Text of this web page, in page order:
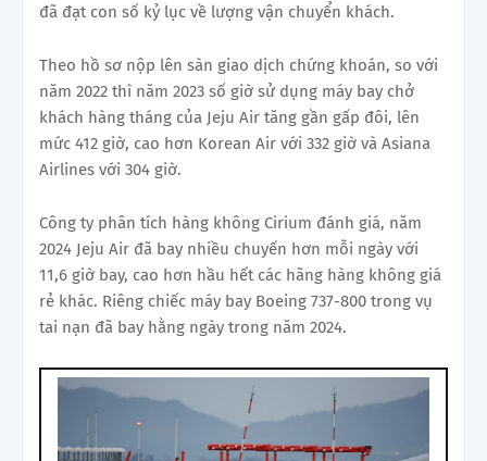
đã đạt con số kỷ lục về lượng vận chuyển khách.
Theo hồ sơ nộp lên sàn giao dịch chứng khoán, so với
năm 2022 thì năm 2023 số giờ sử dụng máy bay chở
khách hàng tháng của Jeju Air tăng gần gấp đôi, lên
mức 412 giờ, cao hơn Korean Air với 332 giờ và Asiana
Airlines với 304 giờ.
Công ty phân tích hàng không Cirium đánh giá, năm
2024 Jeju Air đã bay nhiều chuyến hơn mỗi ngày với
11,6 giờ bay, cao hơn hầu hết các hãng hàng không giá
rẻ khác. Riêng chiếc máy bay Boeing 737-800 trong vụ
tai nạn đã bay hằng ngày trong năm 2024.